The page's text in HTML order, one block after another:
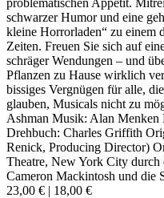
schwarzer Humor und eine
kleine Horrorladen“ zu einem
Zeiten. Freuen Sie sich auf
schräger Wendungen – und
Pflanzen zu Hause wirklich
bissiges Vergnügen für alle,
glauben, Musicals nicht zu
Ashman Musik: Alan Menken
Drehbuch: Charles Griffith
Renick, Producing Director)
Theatre, New York City
Cameron Mackintosh und die
23,00 € | 18,00 €